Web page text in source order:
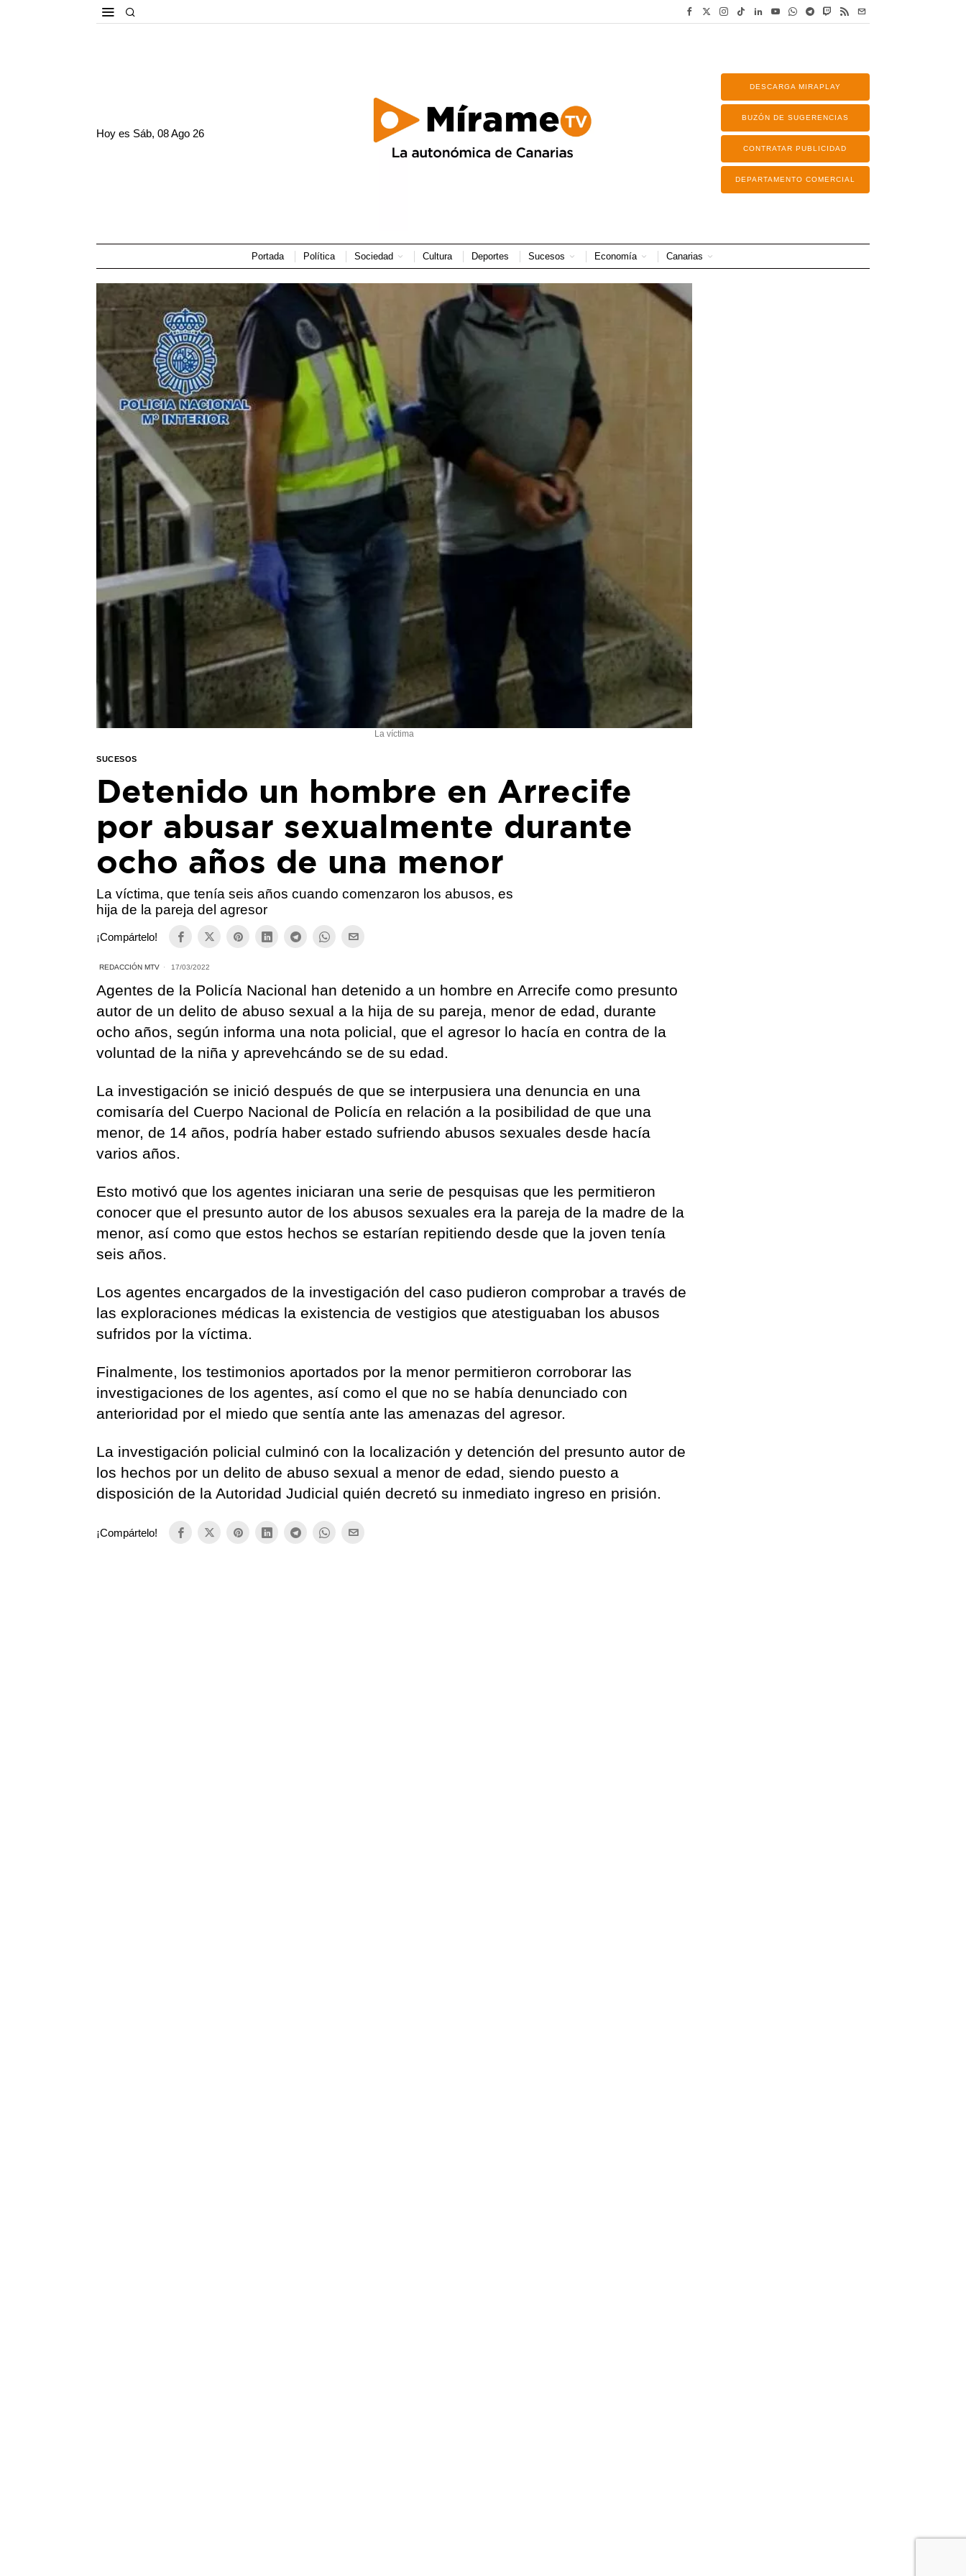
Hoy es Sáb, 08 Ago 26
DESCARGA MIRAPLAY
BUZÓN DE SUGERENCIAS
CONTRATAR PUBLICIDAD
DEPARTAMENTO COMERCIAL
Portada Política Sociedad Cultura Deportes Sucesos Economía Canarias
La víctima
SUCESOS
Detenido un hombre en Arrecife
por abusar sexualmente durante
ocho años de una menor
La víctima, que tenía seis años cuando comenzaron los abusos, es
hija de la pareja del agresor
¡Compártelo!
REDACCIÓN MTV 17/03/2022
Agentes de la Policía Nacional han detenido a un hombre en Arrecife como presunto
autor de un delito de abuso sexual a la hija de su pareja, menor de edad, durante
ocho años, según informa una nota policial, que el agresor lo hacía en contra de la
voluntad de la niña y aprevehcándo se de su edad.
La investigación se inició después de que se interpusiera una denuncia en una
comisaría del Cuerpo Nacional de Policía en relación a la posibilidad de que una
menor, de 14 años, podría haber estado sufriendo abusos sexuales desde hacía
varios años.
Esto motivó que los agentes iniciaran una serie de pesquisas que les permitieron
conocer que el presunto autor de los abusos sexuales era la pareja de la madre de la
menor, así como que estos hechos se estarían repitiendo desde que la joven tenía
seis años.
Los agentes encargados de la investigación del caso pudieron comprobar a través de
las exploraciones médicas la existencia de vestigios que atestiguaban los abusos
sufridos por la víctima.
Finalmente, los testimonios aportados por la menor permitieron corroborar las
investigaciones de los agentes, así como el que no se había denunciado con
anterioridad por el miedo que sentía ante las amenazas del agresor.
La investigación policial culminó con la localización y detención del presunto autor de
los hechos por un delito de abuso sexual a menor de edad, siendo puesto a
disposición de la Autoridad Judicial quién decretó su inmediato ingreso en prisión.
¡Compártelo!